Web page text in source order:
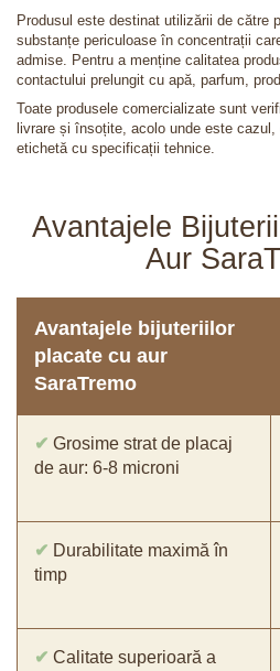
Produsul este destinat utilizării de către
substanțe periculoase în concentrații
admise. Pentru a menține calitatea
contactului prelungit cu apă, parfum,
Toate produsele comercializate sunt
livrare și însoțite, acolo unde este
etichetă cu specificații tehnice.
Avantajele
Aur
Avantajele bijuteriilor
placate cu aur
SaraTremo
✔ Grosime strat de placaj
de aur: 6-8 microni
✔ Durabilitate maximă în
timp
✔ Calitate superioară a